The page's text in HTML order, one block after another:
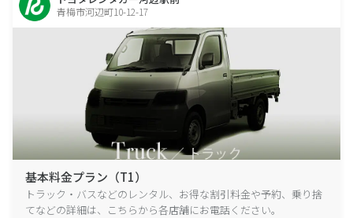
青梅市河辺町10-12-17
基本料金プラン（T1）
トラック・バスなどのレンタル、お得な割引料金や予約、乗り捨
てなどの詳細は、こちらから各店舗にお電話ください。